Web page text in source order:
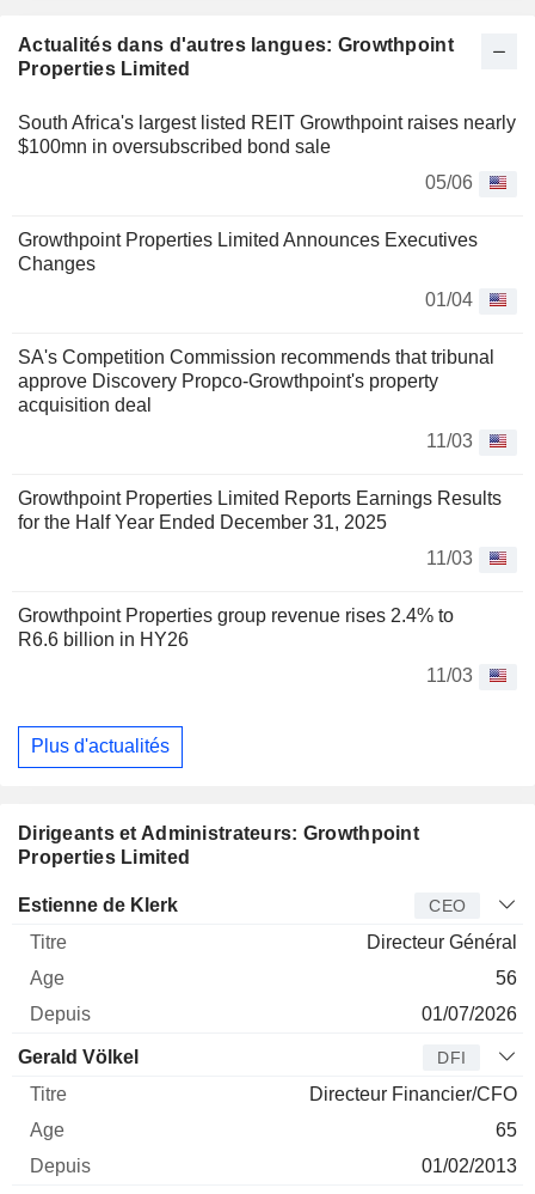
Actualités dans d'autres langues: Growthpoint
Properties Limited
South Africa's largest listed REIT Growthpoint raises nearly
$100mn in oversubscribed bond sale
05/06
Growthpoint Properties Limited Announces Executives
Changes
01/04
SA's Competition Commission recommends that tribunal
approve Discovery Propco-Growthpoint's property
acquisition deal
11/03
Growthpoint Properties Limited Reports Earnings Results
for the Half Year Ended December 31, 2025
11/03
Growthpoint Properties group revenue rises 2.4% to
R6.6 billion in HY26
11/03
Plus d'actualités
Dirigeants et Administrateurs: Growthpoint
Properties Limited
Dirigeant Titre Age
Estienne de Klerk CEO
Directeur Général
56
01/07/2026
Gerald Völkel DFI
Directeur Financier/CFO
65
01/02/2013